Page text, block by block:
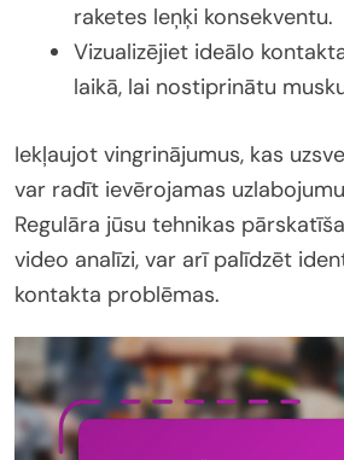
raketes leņķi konsekventu.
Vizualizējiet ideālo
laikā, lai nostiprinātu
Iekļaujot vingrinājumus, kas
var radīt ievērojamas
Regulāra jūsu tehnikas
video analīzi, var arī palīdzēt
kontakta problēmas.